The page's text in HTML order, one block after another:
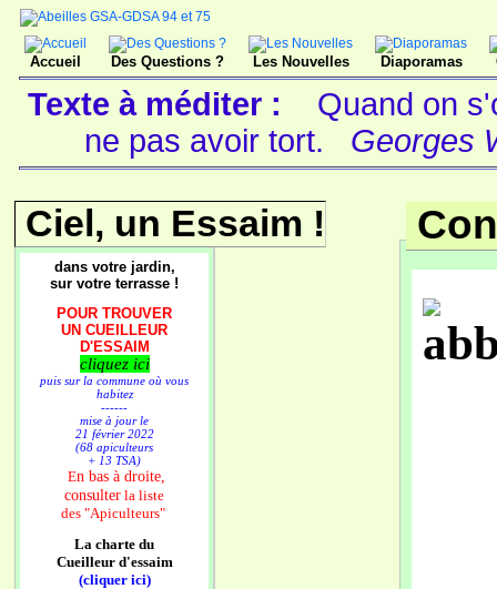
Accueil Des Questions ? Les Nouvelles Diaporamas
Texte à méditer :
Quand on
ne pas avoir tort.
Georges
Ciel, un Essaim !
dans votre jardin,
sur votre terrasse !
POUR TROUVER
UN CUEILLEUR
D'ESSAIM
cliquez ici
puis sur la commune où vous
habitez
------
mise à jour le
21 février 2022
(68 apiculteurs
+ 13 TSA)
En bas à droite,
consulter la liste
des "Apiculteurs"
La charte du
Cueilleur d'essaim
(cliquer ici)